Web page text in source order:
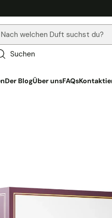
Nach welchen Duft suchst du?
Suchen
Der BlogÜber unsFAQs